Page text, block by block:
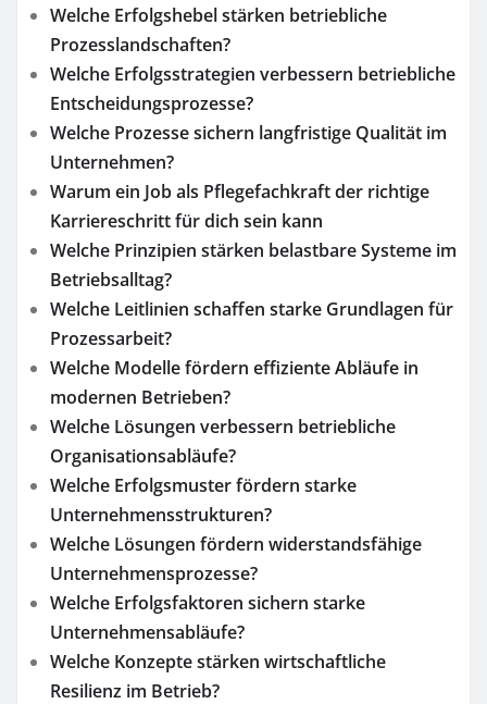
Welche Erfolgshebel stärken betriebliche
Prozesslandschaften?
Welche Erfolgsstrategien verbessern betriebliche
Entscheidungsprozesse?
Welche Prozesse sichern langfristige Qualität im
Unternehmen?
Warum ein Job als Pflegefachkraft der richtige
Karriereschritt für dich sein kann
Welche Prinzipien stärken belastbare Systeme im
Betriebsalltag?
Welche Leitlinien schaffen starke Grundlagen für
Prozessarbeit?
Welche Modelle fördern effiziente Abläufe in
modernen Betrieben?
Welche Lösungen verbessern betriebliche
Organisationsabläufe?
Welche Erfolgsmuster fördern starke
Unternehmensstrukturen?
Welche Lösungen fördern widerstandsfähige
Unternehmensprozesse?
Welche Erfolgsfaktoren sichern starke
Unternehmensabläufe?
Welche Konzepte stärken wirtschaftliche
Resilienz im Betrieb?